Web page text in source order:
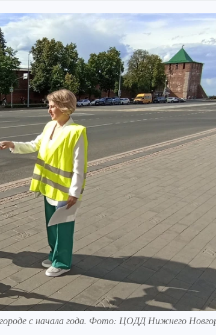
с начала года. Фото: ЦОДД Нижнего